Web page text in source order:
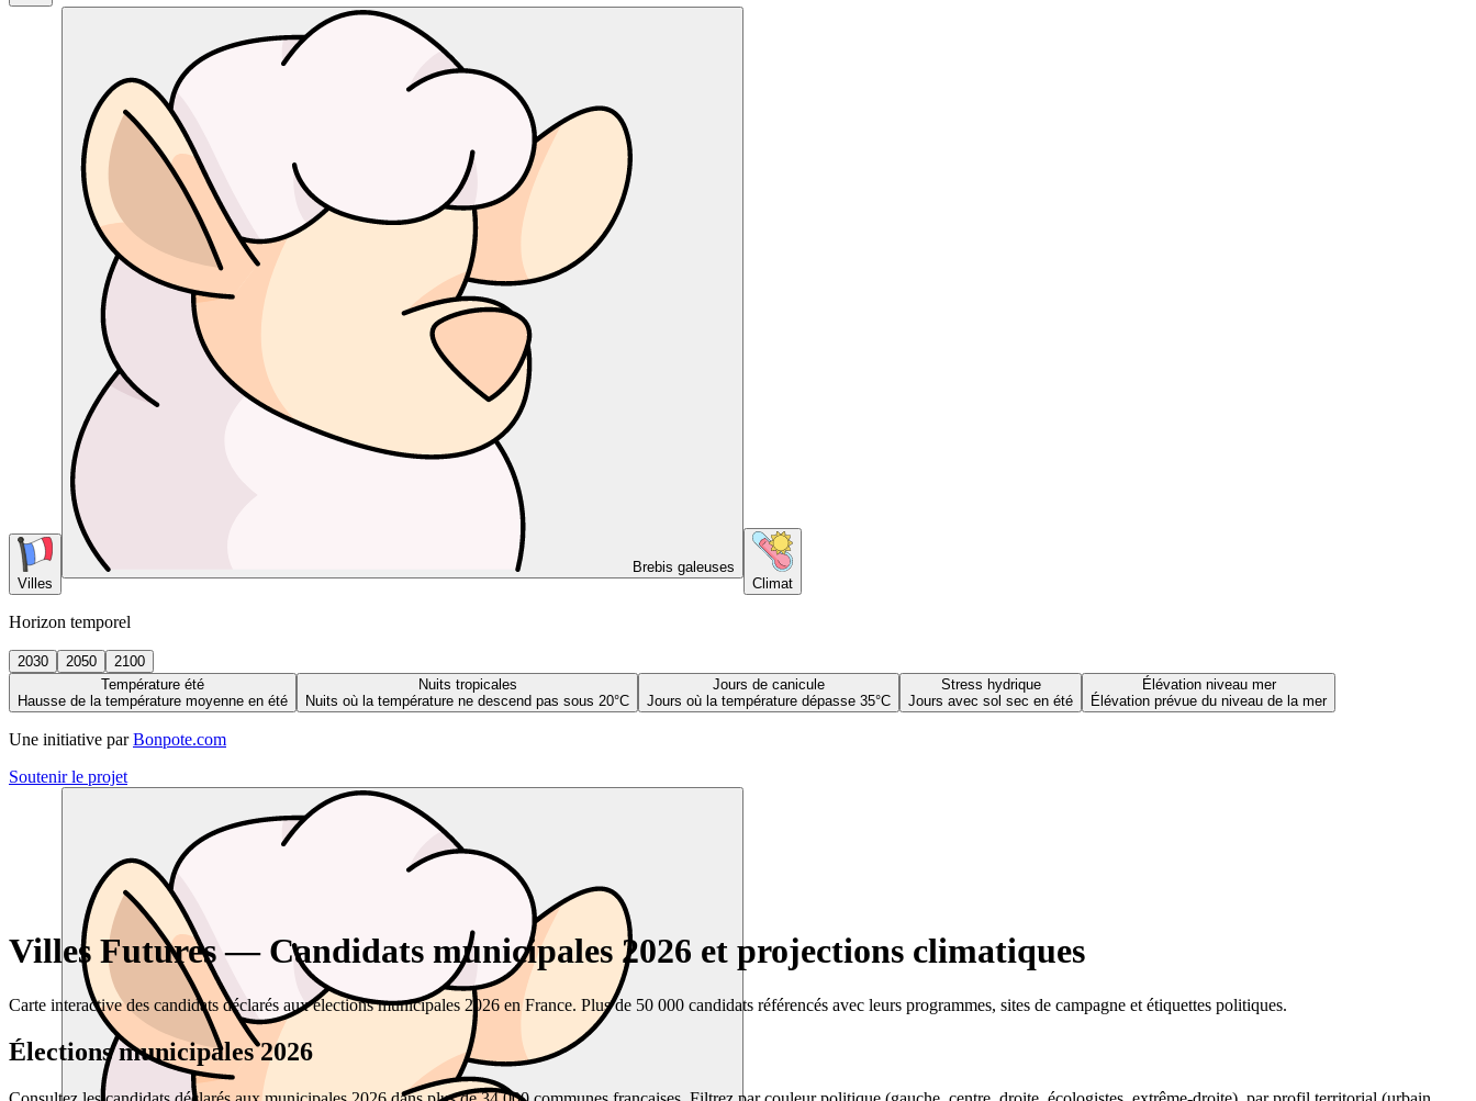
Villes
Brebis galeuses
Climat
Horizon temporel
2030 2050
2100
Température été
Hausse de la température moyenne en été
Nuits tropicales
Nuits où la température ne descend pas sous 20°C
Jours de canicule
Jours où la température dépasse 35°C
Stress hydrique
Jours avec sol sec en été
Élévation niveau mer
Élévation prévue du niveau de la mer
Une initiative par Bonpote.com
Soutenir le projet
Villes Futures — Candidats municipales 2026 et projections climatiques
Carte interactive des candidats déclarés aux élections municipales 2026 en France. Plus de 50 000 candidats référencés avec leurs programmes, sites de campagne et étiquettes politiques.
Élections municipales 2026